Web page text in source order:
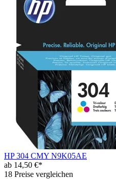
HP 304 CMY N9K05AE
ab 14,50 €*
18 Preise vergleichen